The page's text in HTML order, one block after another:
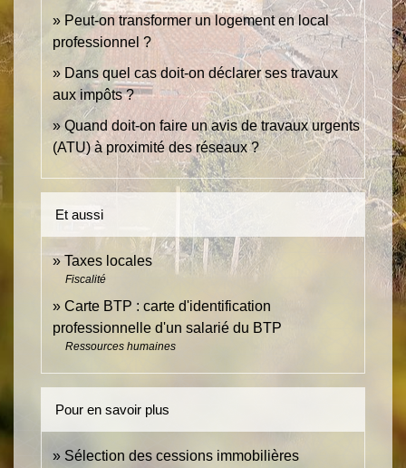
Peut-on transformer un logement en local
professionnel ?
Dans quel cas doit-on déclarer ses travaux
aux impôts ?
Quand doit-on faire un avis de travaux urgents
(ATU) à proximité des réseaux ?
Et aussi
Taxes locales
Fiscalité
Carte BTP : carte d'identification
professionnelle d'un salarié du BTP
Ressources humaines
Pour en savoir plus
Sélection des cessions immobilières